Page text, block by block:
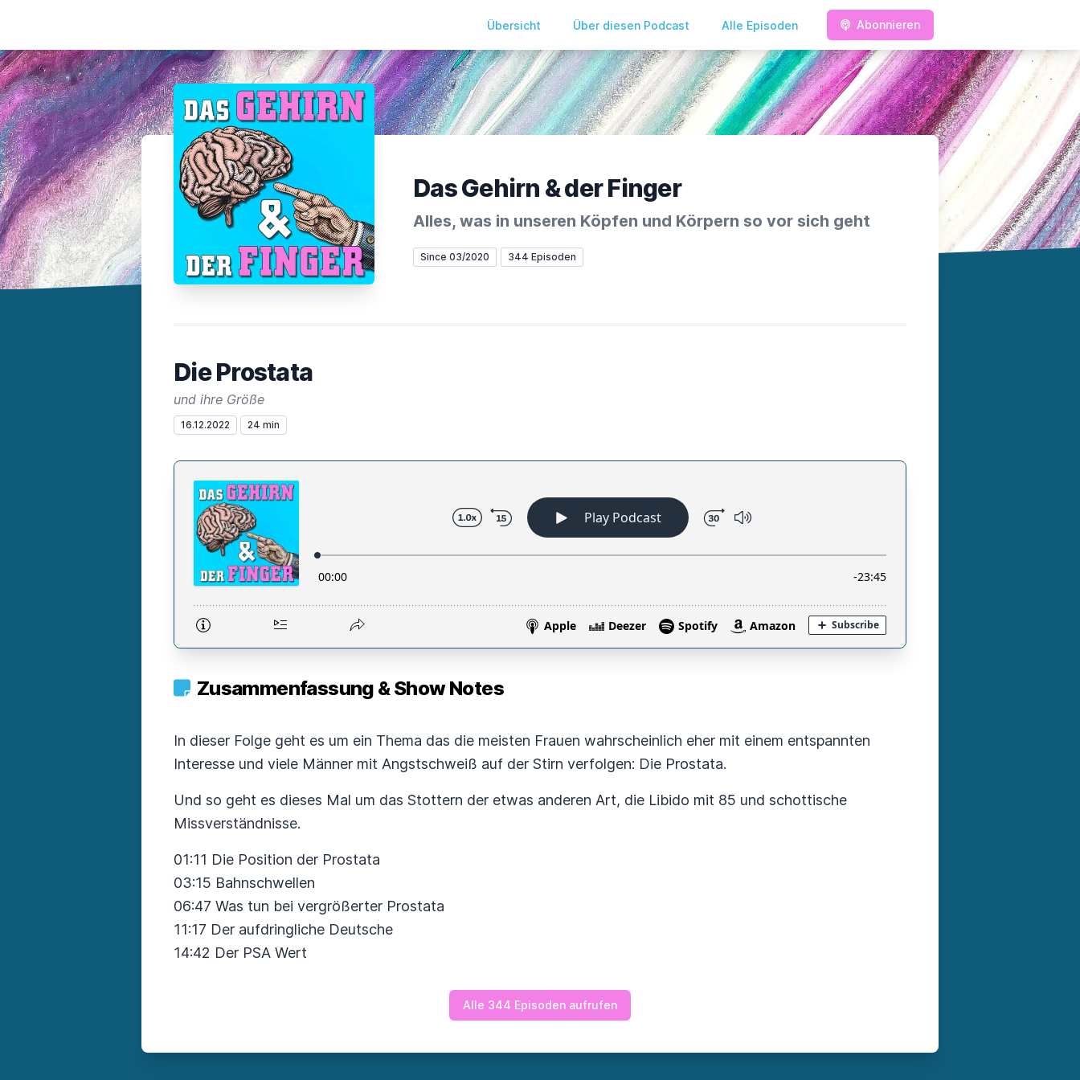
Übersicht Über diesen Podcast Alle Episoden Abonnieren
Das Gehirn & der Finger
Alles, was in unseren Köpfen und Körpern so vor sich geht
Since 03/2020 344 Episoden
Die Prostata
und ihre Größe
16.12.2022 24 min
Zusammenfassung & Show Notes
In dieser Folge geht es um ein Thema das die meisten Frauen wahrscheinlich eher mit einem entspannten
Interesse und viele Männer mit Angstschweiß auf der Stirn verfolgen: Die Prostata.
Und so geht es dieses Mal um das Stottern der etwas anderen Art, die Libido mit 85 und schottische
Missverständnisse.
01:11 Die Position der Prostata
03:15 Bahnschwellen
06:47 Was tun bei vergrößerter Prostata
11:17 Der aufdringliche Deutsche
14:42 Der PSA Wert
Alle 344 Episoden aufrufen